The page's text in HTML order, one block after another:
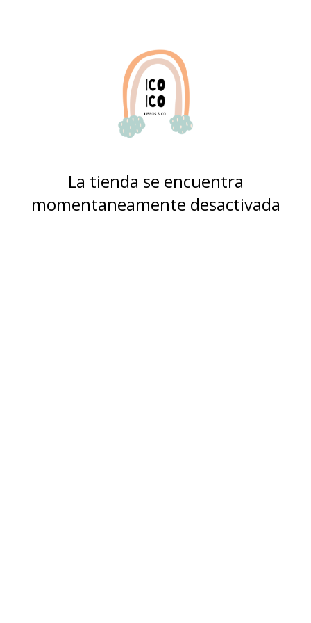
La tienda se encuentra
momentaneamente desactivada